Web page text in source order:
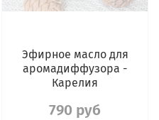
Эфирное масло для
аромадиффузора -
Карелия
790 руб